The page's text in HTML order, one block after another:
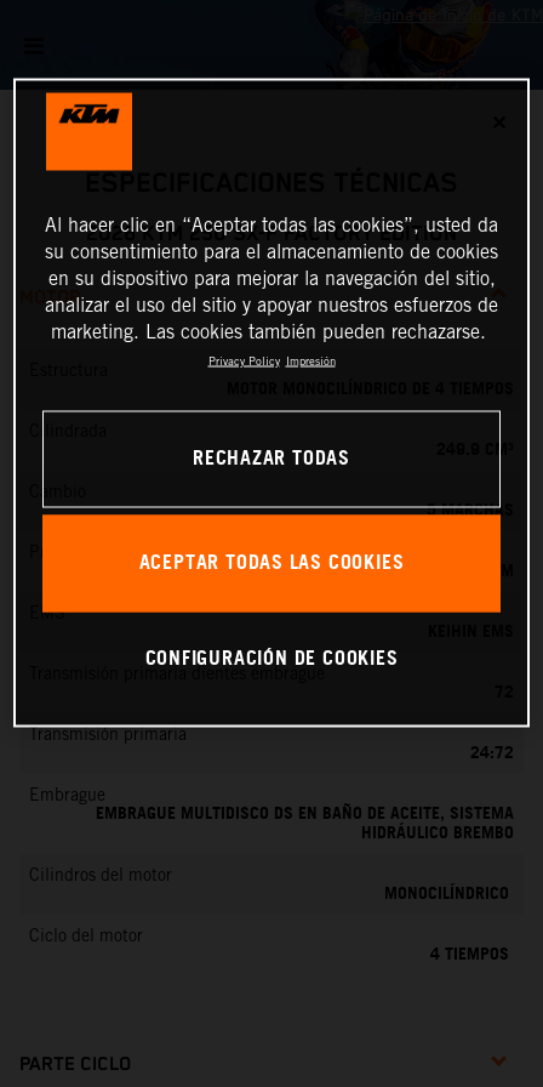
2026 KTM 250 SX-F FACTORY EDITION
MOTOR
5 MARCHAS
Preparación de la mezcla
KEIHIN EFI, TOBERA DE 44 MM
EMS
Transmisión primaria
24:72
Embrague
EMBRAGUE MULTIDISCO DS EN BAÑO DE ACEITE, SISTEMA
HIDRÁULICO BREMBO
Cilindros del motor
MONOCILÍNDRICO
Ciclo del motor
4 TIEMPOS
PARTE CICLO
Al hacer clic en “Aceptar todas las cookies”, usted da
su consentimiento para el almacenamiento de cookies
en su dispositivo para mejorar la navegación del sitio,
analizar el uso del sitio y apoyar nuestros esfuerzos de
marketing. Las cookies también pueden rechazarse.
Privacy Policy Impresión
RECHAZAR TODAS
ACEPTAR TODAS LAS COOKIES
CONFIGURACIÓN DE COOKIES